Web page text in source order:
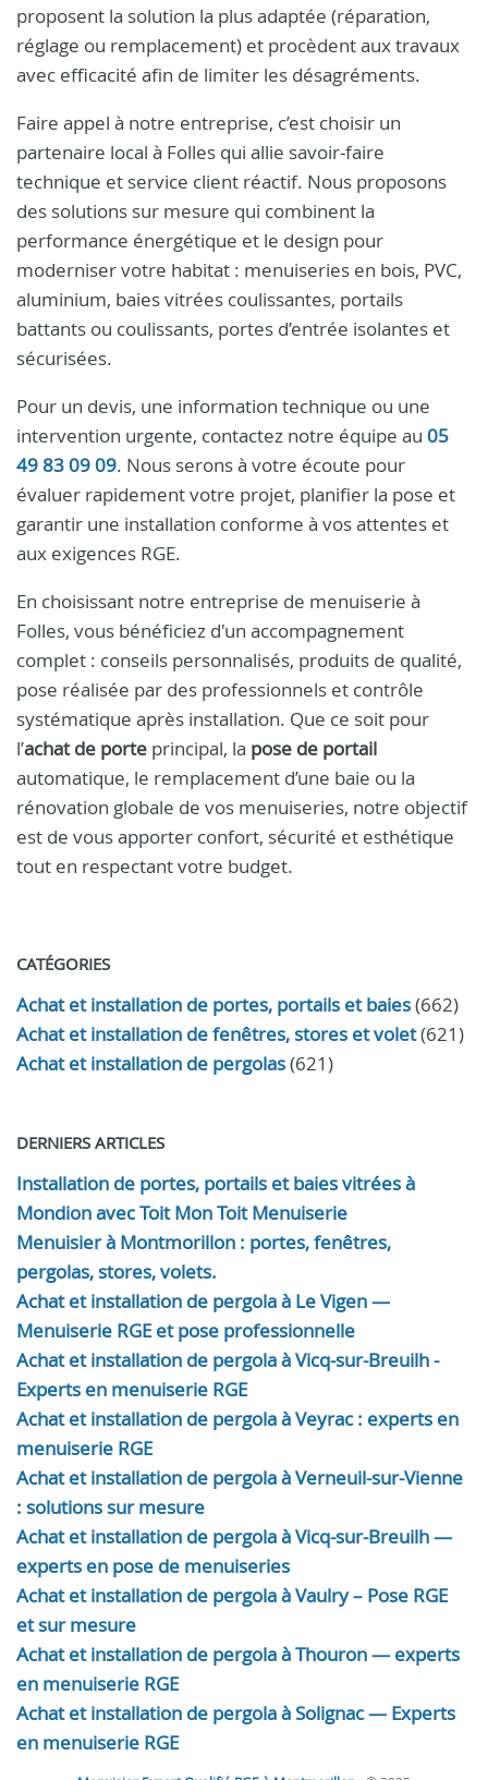
proposent la solution la plus adaptée (réparation,
réglage ou remplacement) et procèdent aux travaux
avec efficacité afin de limiter les désagréments.
Faire appel à notre entreprise, c’est choisir un
partenaire local à Folles qui allie savoir‑faire
technique et service client réactif. Nous proposons
des solutions sur mesure qui combinent la
performance énergétique et le design pour
moderniser votre habitat : menuiseries en bois, PVC,
aluminium, baies vitrées coulissantes, portails
battants ou coulissants, portes d’entrée isolantes et
sécurisées.
Pour un devis, une information technique ou une
intervention urgente, contactez notre équipe au 05
49 83 09 09. Nous serons à votre écoute pour
évaluer rapidement votre projet, planifier la pose et
garantir une installation conforme à vos attentes et
aux exigences RGE.
En choisissant notre entreprise de menuiserie à
Folles, vous bénéficiez d'un accompagnement
complet : conseils personnalisés, produits de qualité,
pose réalisée par des professionnels et contrôle
systématique après installation. Que ce soit pour
l’achat de porte principal, la pose de portail
automatique, le remplacement d’une baie ou la
rénovation globale de vos menuiseries, notre objectif
est de vous apporter confort, sécurité et esthétique
tout en respectant votre budget.
CATÉGORIES
Achat et installation de portes, portails et baies(662)
Achat et installation de fenêtres, stores et volet(621)
Achat et installation de pergolas(621)
DERNIERS ARTICLES
Installation de portes, portails et baies vitrées à
Mondion avec Toit Mon Toit Menuiserie
Menuisier à Montmorillon : portes, fenêtres,
pergolas, stores, volets.
Achat et installation de pergola à Le Vigen —
Menuiserie RGE et pose professionnelle
Achat et installation de pergola à Vicq-sur-Breuilh -
Experts en menuiserie RGE
Achat et installation de pergola à Veyrac : experts en
menuiserie RGE
Achat et installation de pergola à Verneuil-sur-Vienne
: solutions sur mesure
Achat et installation de pergola à Vicq-sur-Breuilh —
experts en pose de menuiseries
Achat et installation de pergola à Vaulry – Pose RGE
et sur mesure
Achat et installation de pergola à Thouron — experts
en menuiserie RGE
Achat et installation de pergola à Solignac — Experts
en menuiserie RGE